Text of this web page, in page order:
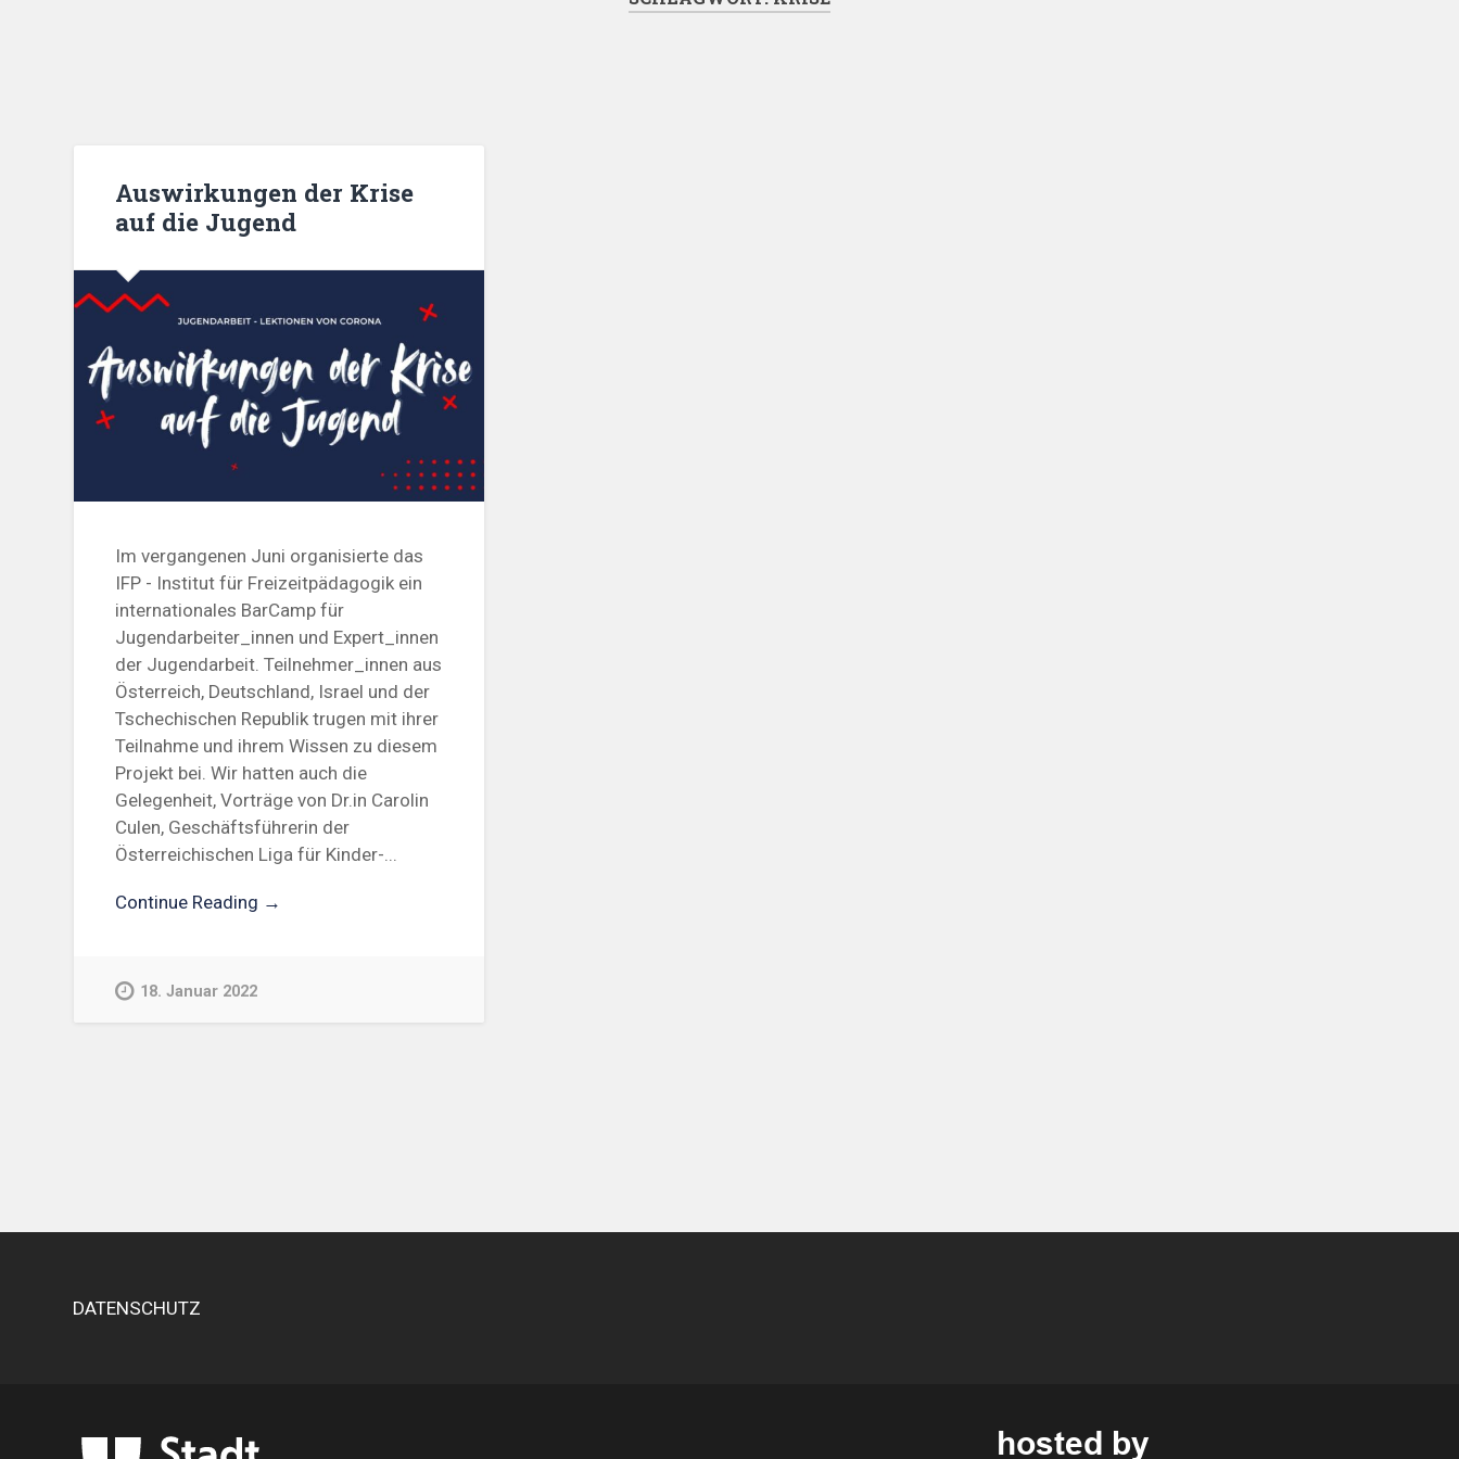
Auswirkungen der Krise
auf die Jugend
Im vergangenen Juni organisierte das
IFP - Institut für Freizeitpädagogik ein
internationales BarCamp für
Jugendarbeiter_innen und Expert_innen
der Jugendarbeit. Teilnehmer_innen aus
Österreich, Deutschland, Israel und der
Tschechischen Republik trugen mit ihrer
Teilnahme und ihrem Wissen zu diesem
Projekt bei. Wir hatten auch die
Gelegenheit, Vorträge von Dr.in Carolin
Culen, Geschäftsführerin der
Österreichischen Liga für Kinder-...
Continue Reading →
18. Januar 2022
DATENSCHUTZ